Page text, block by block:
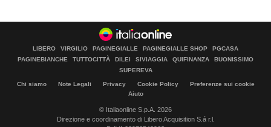
LIBERO VIRGILIO PAGINEGIALLE PAGINEGIALLE SHOP
PGCASA
PAGINEBIANCHE
TUTTOCITTÀ DILEI SIVIAGGIA QUIFINANZA
BUONISSIMO
SUPEREVA
Chi siamo Note Legali Privacy Cookie Policy
Preferenze sui cookie
Aiuto
© Italiaonline S.p.A. 2026
Direzione e coordinamento di Libero Acquisition S.á r.l.